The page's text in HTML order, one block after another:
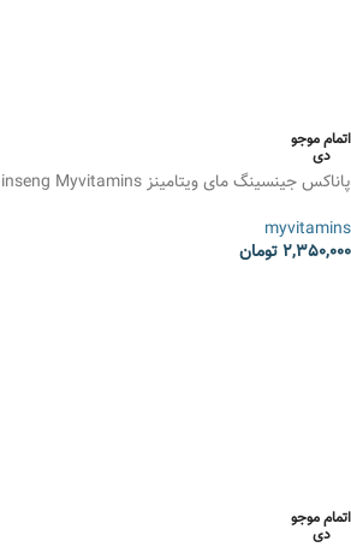
اتمام موجو
دی
پاناکس جینسینگ مای ویتامینز Panax Ginseng Myvitamins
myvitamins
2,350,000تومان
اتمام موجو
دی